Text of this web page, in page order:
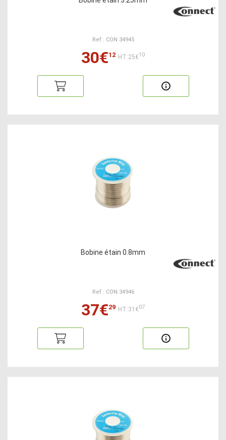
Ref : CON 34945
30€12 HT:25€10
Bobine étain 0.8mm
Ref : CON 34946
37€29 HT:31€07